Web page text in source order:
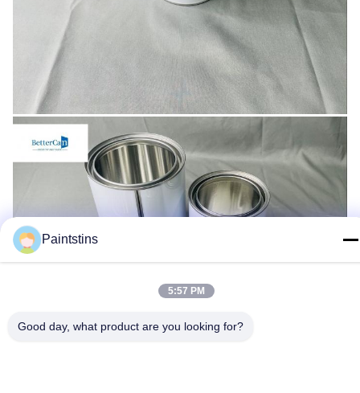
Paintstins
5:57 PM
Good day, what product are you looking for?